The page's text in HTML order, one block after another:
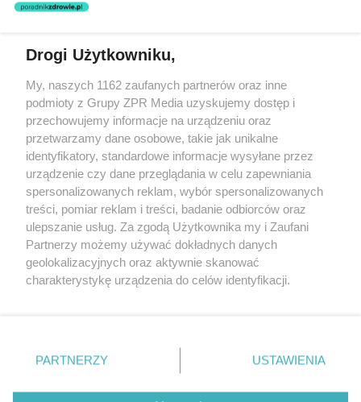
Żaden utwór zamieszczony w serwisie nie może być powielany i
rozpowszechniany lub dalej rozpowszechniany w jakikolwiek sposób
(w tym także elektroniczny lub mechaniczny) na jakimkolwiek polu
eksploatacji w jakiejkolwiek formie, włącznie z umieszczaniem w
Internecie bez pisemnej zgody właściciela praw. Jakiekolwiek użycie
lub wykorzystanie utworów w całości lub w części z naruszeniem
prawa, tzn. bez właściwej zgody, jest zabronione pod groźbą kary i
może być ścigane prawnie.
O nas
Nasze serwisy
Drogi Użytkowniku,
My, naszych 1162 zaufanych partnerów oraz inne
podmioty z Grupy ZPR Media uzyskujemy dostęp i
przechowujemy informacje na urządzeniu oraz
przetwarzamy dane osobowe, takie jak unikalne
identyfikatory, standardowe informacje wysyłane przez
urządzenie czy dane przeglądania w celu zapewniania
spersonalizowanych reklam, wybór spersonalizowanych
treści, pomiar reklam i treści, badanie odbiorców oraz
ulepszanie usług. Za zgodą Użytkownika my i Zaufani
Partnerzy możemy używać dokładnych danych
geolokalizacyjnych oraz aktywnie skanować
charakterystykę urządzenia do celów identyfikacji.
zmienić/wycofać klikając przycisk ustawień prywatności
znajdujący się w lewym dolnym rogu strony
rodzaje przetwarzania danych nie wymagają zgody
PARTNERZY USTAWIENIA